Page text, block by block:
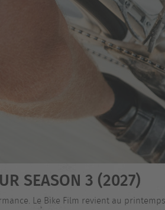
SEASON 3 (2027)
Le Bike Film revient au